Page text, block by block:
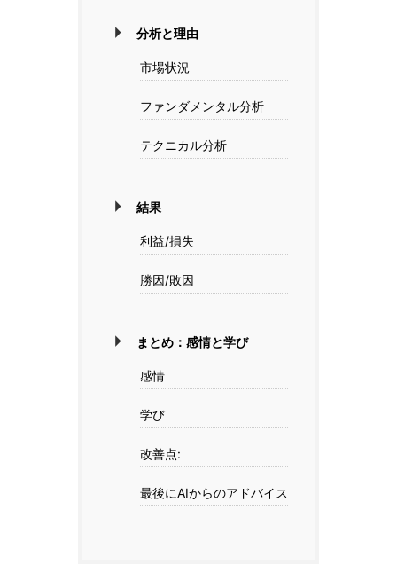
分析と理由
市場状況
ファンダメンタル分析
テクニカル分析
結果
利益/損失
勝因/敗因
まとめ：感情と学び
感情
学び
改善点:
最後にAIからのアドバイス